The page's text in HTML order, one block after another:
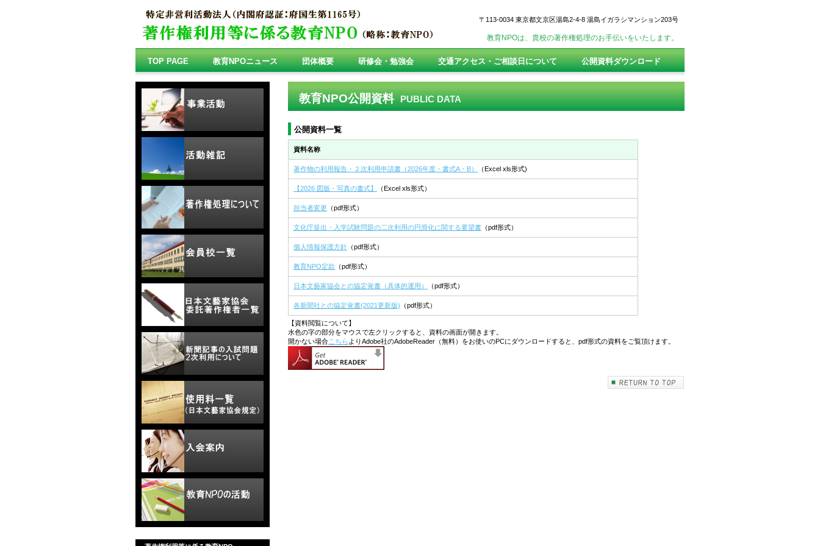
〒113-0034 東京都文京区湯島2-4-8 湯島イガラシマンション203号
教育NPOは、貴校の著作権処理のお手伝いをいたします。
教育NPO公開資料 PUBLIC DATA
公開資料一覧
資料名称
著作物の利用報告・２次利用申請書（2026年度・書式A・B） （Excel xls形式)
【2026 図版・写真の書式】 （Excel xls形式）
担当者変更 （pdf形式）
文化庁提出・入学試験問題の二次利用の円滑化に関する要望書 （pdf形式）
個人情報保護方針 （pdf形式）
教育NPO定款 （pdf形式）
日本文藝家協会との協定覚書（具体的運用） （pdf形式）
各新聞社との協定覚書(2021更新版) （pdf形式）
【資料閲覧について】
水色の字の部分をマウスで左クリックすると、資料の画面が開きます。
開かない場合こちら よりAdobe社のAdobeReader（無料）をお使いのPCにダウンロードすると、pdf形式の資料をご覧頂けます。
TOP PAGE 教育NPOニュース 団体概要 研修会・勉強会 交通アクセス・ご相談日について 公開資料ダウンロード